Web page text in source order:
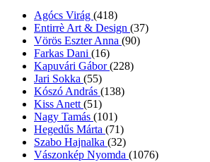
Agócs Virág (418)
Entirrè Art & Design (37)
Vörös Eszter Anna (90)
Farkas Dani (16)
Kapuvári Gábor(228)
Jari Sokka (55)
Kószó András (138)
Kiss Anett (51)
Nagy Tamás (101)
Hegedűs Márta (71)
Szabo Hajnalka (32)
Vászonkép Nyomda (1076)